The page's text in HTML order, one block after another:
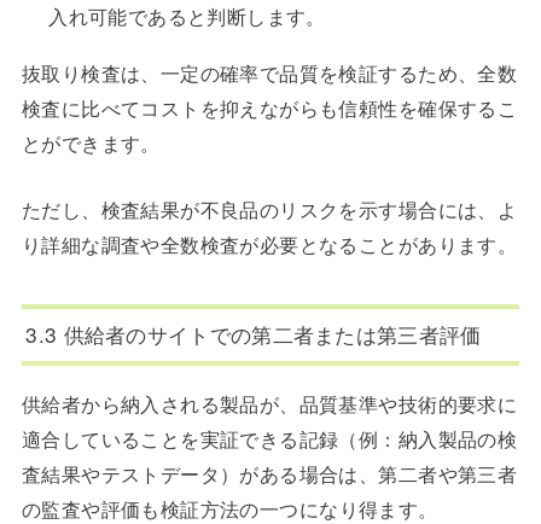
入れ可能であると判断します。
抜取り検査は、一定の確率で品質を検証するため、全数
検査に比べてコストを抑えながらも信頼性を確保するこ
とができます。
ただし、検査結果が不良品のリスクを示す場合には、よ
り詳細な調査や全数検査が必要となることがあります。
3.3 供給者のサイトでの第二者または第三者評価
供給者から納入される製品が、品質基準や技術的要求に
適合していることを実証できる記録（例：納入製品の検
査結果やテストデータ）がある場合は、第二者や第三者
の監査や評価も検証方法の一つになり得ます。